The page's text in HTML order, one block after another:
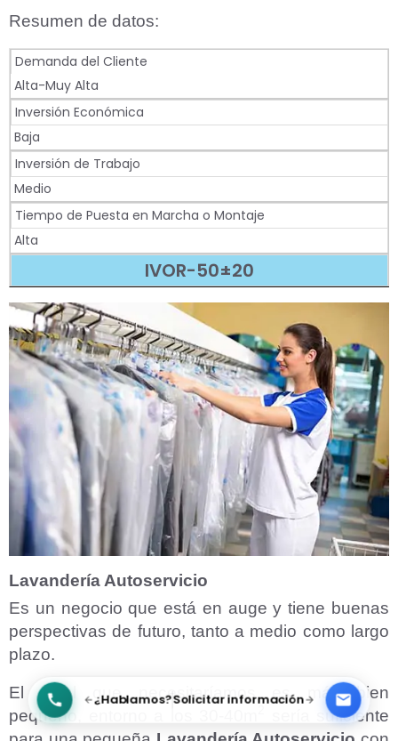
Resumen de datos:
Demanda del Cliente
Alta-Muy Alta
Inversión Económica
Baja
Inversión de Trabajo
Medio
Tiempo de Puesta en Marcha o Montaje
Alta
IVOR-50±20
Lavandería Autoservicio
Es un negocio que está en auge y tiene buenas
perspectivas de futuro, tanto a medio como largo
plazo.
El local que necesitaríamos es más bien
pequeño, entorno a los 30-40m
sería suficiente
¿Hablamos?Solicitar información